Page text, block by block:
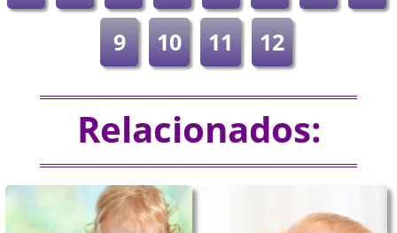
9
10 11 12
Relacionados: